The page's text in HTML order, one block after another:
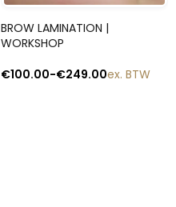
BROW LAMINATION |
WORKSHOP
€100.00-€249.00ex. BTW